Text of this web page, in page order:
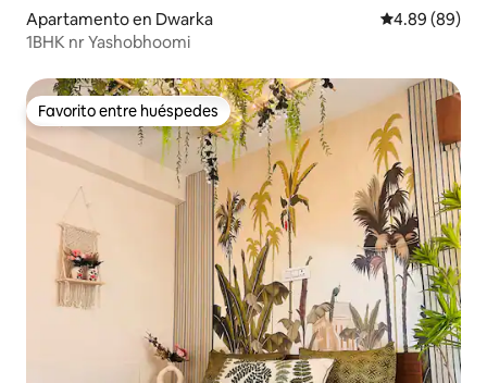
Apartamento en Dwarka Calificación
4.89 (89)
1BHK nr Yashobhoomi
Favorito entre huéspedes
Favorito entre huéspedes